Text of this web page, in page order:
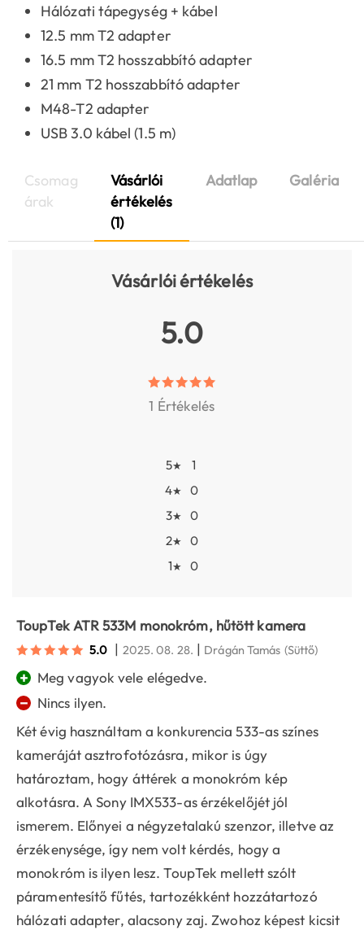
Hálózati tápegység + kábel
12.5 mm T2 adapter
16.5 mm T2 hosszabbító adapter
21 mm T2 hosszabbító adapter
M48-T2 adapter
USB 3.0 kábel (1.5 m)
Csomag
árak
Vásárlói
értékelés
(1)
Adatlap Galéria
Vásárlói értékelés
5.0
1 Értékelés
5★
1
4★
0
3★
0
2★
0
1★ 0
ToupTek ATR 533M monokróm, hűtött kamera
5.0 | 2025. 08. 28. | Drágán Tamás (Süttő)
+ Meg vagyok vele elégedve.
−
Nincs ilyen.
Két évig használtam a konkurencia 533-as színes
kameráját asztrofotózásra, mikor is úgy
határoztam, hogy áttérek a monokróm kép
alkotásra. A Sony IMX533-as érzékelőjét jól
ismerem. Előnyei a négyzetalakú szenzor, illetve az
érzékenysége, így nem volt kérdés, hogy a
monokróm is ilyen lesz. ToupTek mellett szólt
páramentesítő fűtés, tartozékként hozzátartozó
hálózati adapter, alacsony zaj. Zwohoz képest kicsit